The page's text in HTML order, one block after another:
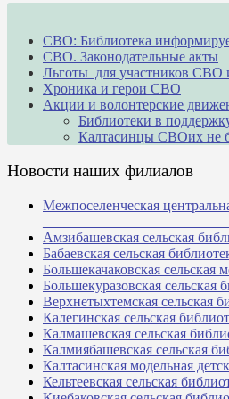
СВО: Библиотека
СВО. Законодательные акты
Льготы для участников СВО
Хроника и герои СВО
Акции и волонтерские
Библиотеки в
Калтасинцы СВОих не
Новости наших филиалов
Межпоселенческая
Амзибашевская сельская
Бабаевская сельская
Большекачаковская
Большекуразовская
Верхнетыхтемская сельская
Калегинская сельская
Калмашевская сельская
Калмиябашевская сельская
Калтасинская модельная
Кельтеевская сельская